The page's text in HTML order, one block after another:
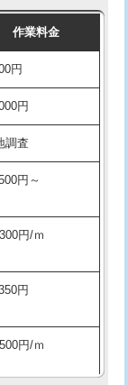
作業料金
円
円
調査
円～
円/ｍ
円
円/ｍ